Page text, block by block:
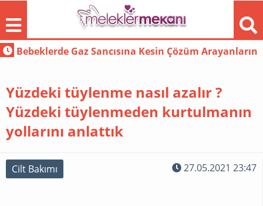
FORUM
GEBELIK
Bilmesi Gerekenler
Bebeklerde Süt Alerjisi Nasıl Tedavi Edilir ?
Yüzdeki tüylenme nasıl azalır ?
Yüzdeki tüylenmeden kurtulmanın
yollarını anlattık
Cilt Bakımı 27.05.2021 23:47